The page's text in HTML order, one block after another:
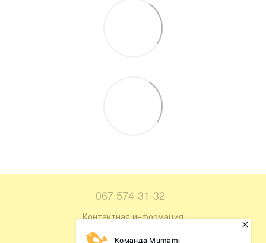
067 574-31-32
Контактная информация
Полная версия сайта